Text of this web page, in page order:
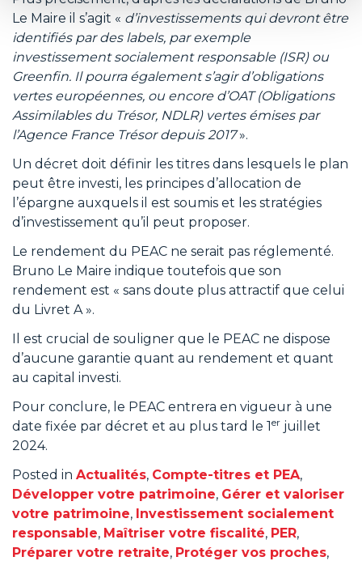
Le Maire il s’agit « d’investissements qui devront être
identifiés par des labels, par exemple
investissement socialement responsable (ISR) ou
Greenfin. Il pourra également s’agir d’obligations
vertes européennes, ou encore d’OAT (Obligations
Assimilables du Trésor, NDLR) vertes émises par
l’Agence France Trésor depuis 2017».
Un décret doit définir les titres dans lesquels le plan
peut être investi, les principes d’allocation de
l’épargne auxquels il est soumis et les stratégies
d’investissement qu’il peut proposer.
Le rendement du PEAC ne serait pas réglementé.
Bruno Le Maire indique toutefois que son
rendement est « sans doute plus attractif que celui
du Livret A ».
Il est crucial de souligner que le PEAC ne dispose
d’aucune garantie quant au rendement et quant
au capital investi.
Pour conclure, le PEAC entrera en vigueur à une
date fixée par décret et au plus tard le 1er juillet
2024.
Posted in Actualités, Compte-titres et PEA,
Développer votre patrimoine, Gérer et valoriser
votre patrimoine, Investissement socialement
responsable, Maîtriser votre fiscalité, PER,
Préparer votre retraite, Protéger vos proches,